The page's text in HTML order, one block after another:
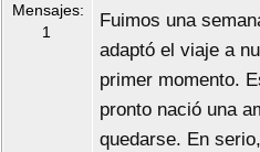
Mensajes:
1
Fuimos una
adaptó el viaje a
primer momento.
pronto nació una
quedarse. En